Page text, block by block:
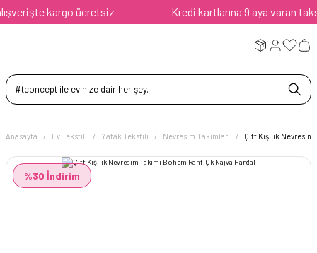
kargo ücretsiz Kredi kartlarına 9 aya varan taksit
Anasayfa Ev Tekstili Yatak Tekstili Nevresim Takımları Çift Kişilik Nevresim
%30 İndirim